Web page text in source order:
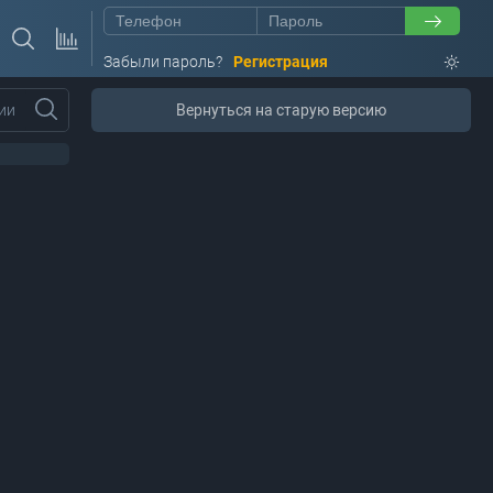
Забыли пароль? Регистрация
Вернуться на старую версию